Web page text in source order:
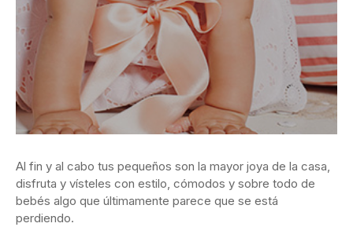
Al fin y al cabo tus pequeños son la mayor joya de la casa,
disfruta y vísteles con estilo, cómodos y sobre todo de
bebés algo que últimamente parece que se está
perdiendo.